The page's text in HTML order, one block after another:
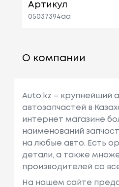
Артикул
05037394aa
О компании
Auto.kz – крупнейший
автозапчастей в
интернет магазине
наименований
на любые авто. Есть
детали, а также
производителей со
На нашем сайте